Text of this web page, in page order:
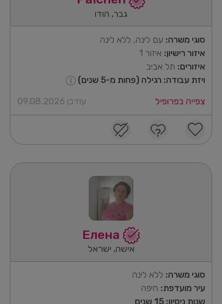
גבר, הודו
סוגי משרה: עם לינה, ללא לינה
איזור רישיון: איזור 1
איזורים: תל אביב
ויזת עבודה: רגילה (פחות מ-5 שנים)
צפייה בפרופיל
עודכן 09.08.2026
אישה, ישראל
סוגי משרה: ללא לינה
עיר מועדפת: חיפה
שנות ניסיון: 15 שנים